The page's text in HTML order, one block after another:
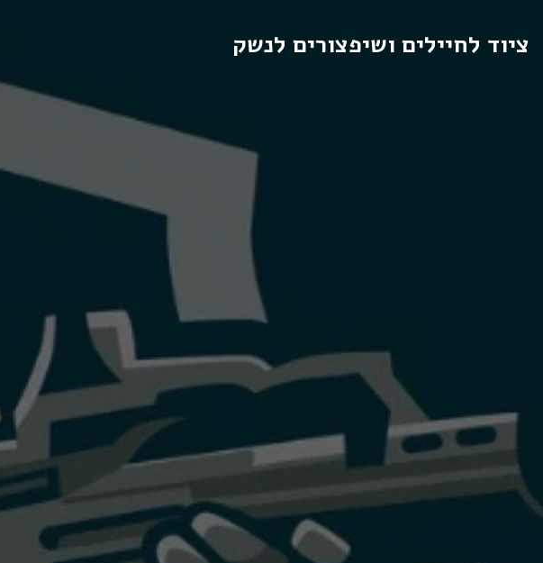
ציוד לחיילים ושיפצורים לנשק